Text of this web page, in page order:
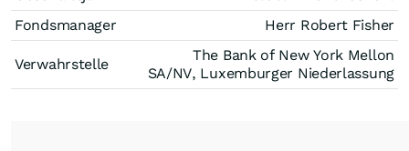
Fondsmanager
Herr Robert Fisher
Verwahrstelle
The Bank of New York Mellon
SA/NV, Luxemburger Niederlassung